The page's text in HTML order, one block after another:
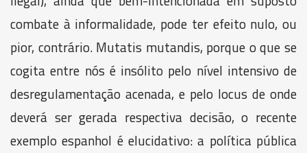
combate à informalidade, pode ter efeito nulo, ou
pior, contrário. Mutatis mutandis, porque o que se
cogita entre nós é insólito pelo nível intensivo de
desregulamentação acenada, e pelo locus de onde
deverá ser gerada respectiva decisão, o recente
exemplo espanhol é elucidativo: a política pública